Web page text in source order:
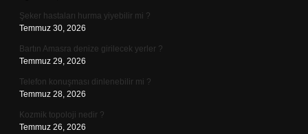
Şeker hastaları hurma yiyebilir mi ?
Temmuz 30, 2026
Bartın Amasra denize girilecek yerler ?
Temmuz 29, 2026
Telefon konuşması dinlenebilir mi ?
Temmuz 28, 2026
Kozmik topoloji nedir ?
Temmuz 26, 2026